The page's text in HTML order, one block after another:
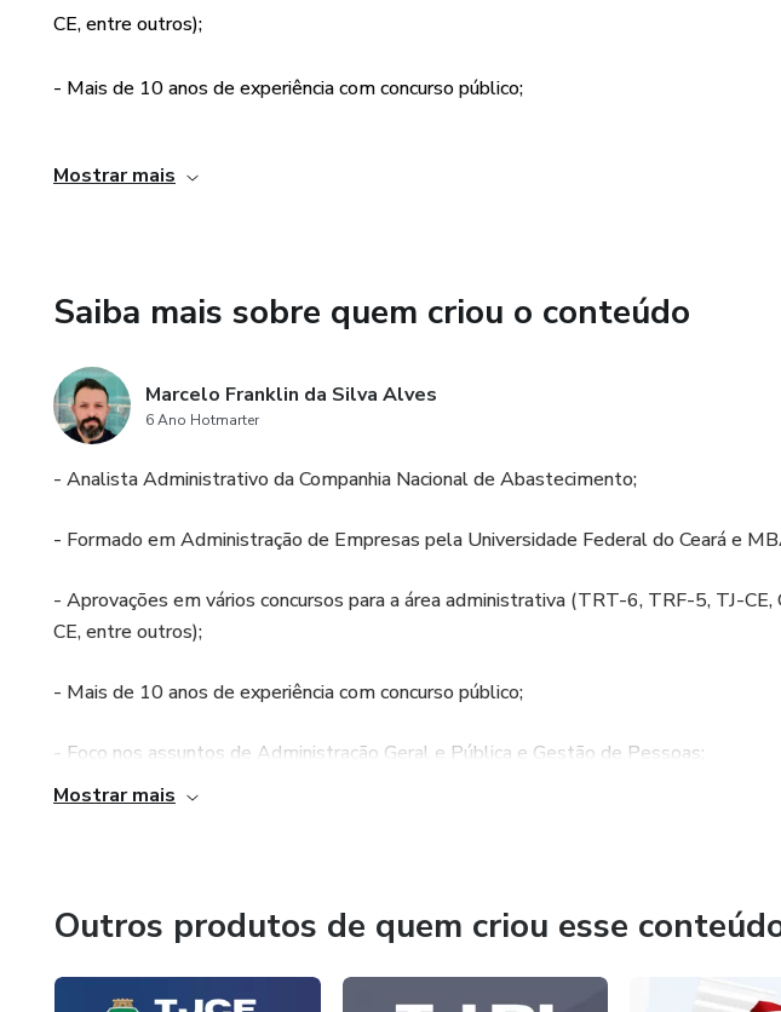
CE, entre outros);
- Mais de 10 anos de experiência com concurso público;
Mostrar mais
Saiba mais sobre quem criou o conteúdo
Marcelo Franklin da Silva Alves
6 Ano Hotmarter
- Analista Administrativo da Companhia Nacional de Abastecimento;
- Formado em Administração de Empresas pela Universidade Federal do Ceará e
- Aprovações em vários concursos para a área administrativa (TRT-6, TRF-5, TJ-
CE, entre outros);
- Mais de 10 anos de experiência com concurso público;
- Foco nos assuntos de Administração Geral e Pública e Gestão de Pessoas;
Mostrar mais
Outros produtos de quem criou esse